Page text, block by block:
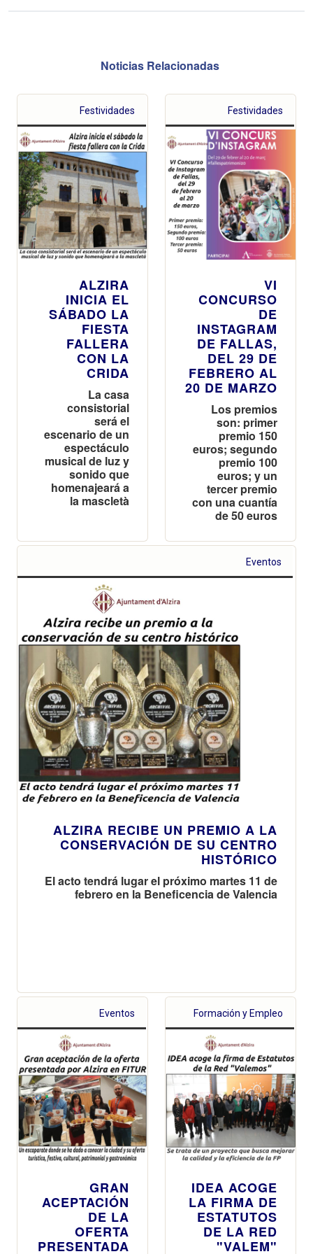
Noticias Relacionadas
Festividades
ALZIRA
INICIA EL
SÁBADO LA
FIESTA
FALLERA
CON LA
CRIDA
La casa
consistorial
será el
escenario de un
espectáculo
musical de luz y
sonido que
homenajeará a
la mascletà
Festividades
VI
CONCURSO
DE
INSTAGRAM
DE FALLAS,
DEL 29 DE
FEBRERO AL
20 DE MARZO
Los premios
son: primer
premio 150
euros; segundo
premio 100
euros; y un
tercer premio
con una cuantía
de 50 euros
Eventos
ALZIRA RECIBE UN PREMIO A LA
CONSERVACIÓN DE SU CENTRO
HISTÓRICO
El acto tendrá lugar el próximo martes 11 de
febrero en la Beneficencia de Valencia
Eventos
GRAN
ACEPTACIÓN
DE LA
OFERTA
PRESENTADA
Formación y Empleo
IDEA ACOGE
LA FIRMA DE
ESTATUTOS
DE LA RED
"VALEM"